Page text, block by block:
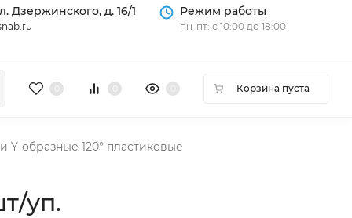
Дзержинского, д. 16/1 Режим работы
пн-пт: с 10:00 до 18:00
Корзина пуста
Y-образные 120° пластиковые
уп.